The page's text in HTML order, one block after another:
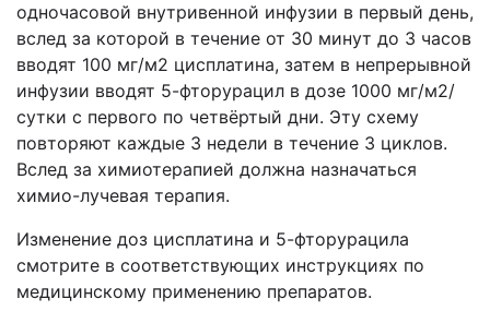
одночасовой внутривенной инфузии в первый день,
вслед за которой в течение от 30 минут до 3 часов
вводят 100 мг/м2 цисплатина, затем в непрерывной
инфузии вводят 5-фторурацил в дозе 1000 мг/м2/
сутки с первого по четвёртый дни. Эту схему
повторяют каждые 3 недели в течение 3 циклов.
Вслед за химиотерапией должна назначаться
химио-лучевая терапия.
Изменение доз цисплатина и 5-фторурацила
смотрите в соответствующих инструкциях по
медицинскому применению препаратов.